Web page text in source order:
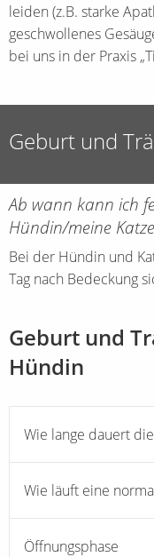
leiden (z.B. starke
geschwollenes
bei uns in der Praxis
Geburt und
Ab wann kann ich
Hündin/meine
Bei der Hündin und
Tag nach Bedeckung
Geburt und
Hündin
Wie lange dauert
Wie läuft eine
Öffnungsphase